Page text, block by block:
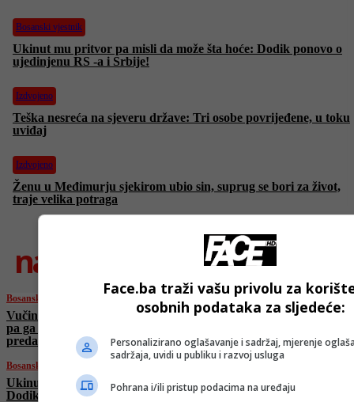
Bosanski vjestnik
Ukinut mu pritvor pa misli da može šta hoće: Dodik ponovo o
ujedinjenu RS -a i Srbije!
Izdvojeno
Teška nesreća na sjeveru države: Tri osobe povrijeđene, u toku
uviđaj
Izdvojeno
Ženu u Međimurju sjekirom ubio sin, suprug se bori za život,
traje velika potraga
najnovije
Bosanski vjestnik
Vučinić šokira: “Dodik se sastao sa Džuvom,
pa ga uveo u Sud na VIP ulaz! Višković se htio
predati!”
Bosanski vjestnik
Ukinut mu pritvor pa misli da može šta hoće:
Dodik ponovo o ujedinjenu RS -a i Srbije!
Face.ba traži vašu privolu za
osobnih podataka za sljedeće:
Personalizirano oglašavanje i sadržaj, mjerenje
sadržaja, uvidi u publiku i razvoj usluga
Pohrana i/ili pristup podacima na uređaju